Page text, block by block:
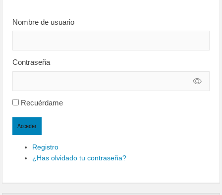
Nombre de usuario
Contraseña
Recuérdame
Acceder
Registro
¿Has olvidado tu contraseña?